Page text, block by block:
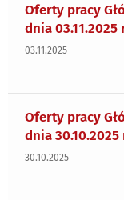
Oferty pracy
dnia 03.11.2025
03.11.2025
Oferty pracy
dnia 30.10.2025
30.10.2025